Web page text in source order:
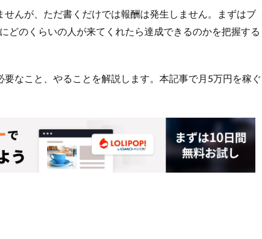
んが、ただ書くだけでは報酬は発生しません。まずはブ
どのくらいの人が来てくれたら達成できるのかを把握する
なこと、やることを解説します。本記事で月5万円を稼ぐ